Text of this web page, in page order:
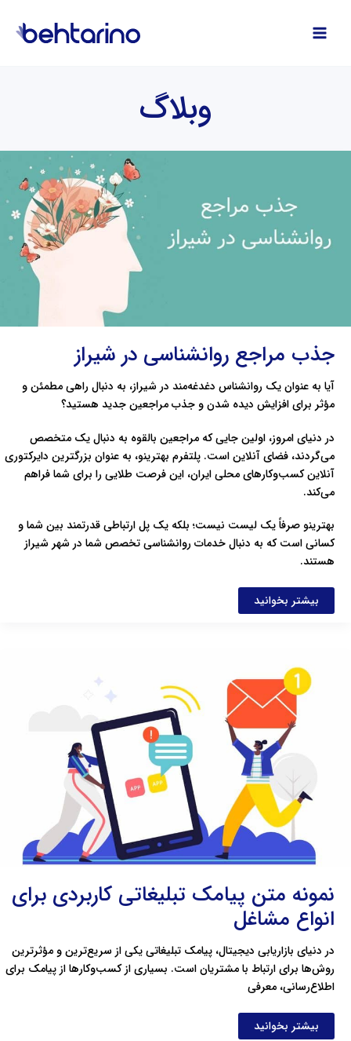
محتوا
وبلاگ
جذب مراجع روانشناسی در شیراز
آیا به عنوان یک روانشناس دغدغه‌مند در شیراز، به دنبال راهی مطمئن و
مؤثر برای افزایش دیده شدن و جذب مراجعین جدید هستید؟
در دنیای امروز، اولین جایی که مراجعین بالقوه به دنبال یک متخصص
می‌گردند، فضای آنلاین است. پلتفرم بهترینو، به عنوان بزرگترین دایرکتوری
آنلاین کسب‌وکارهای محلی ایران، این فرصت طلایی را برای شما فراهم
می‌کند.
بهترینو صرفاً یک لیست نیست؛ بلکه یک پل ارتباطی قدرتمند بین شما و
کسانی است که به دنبال خدمات روانشناسی تخصص شما در شهر شیراز
هستند.
جذب
بیشتر بخوانید
نمونه متن پیامک تبلیغاتی کاربردی برای
انواع مشاغل
در دنیای بازاریابی دیجیتال، پیامک تبلیغاتی یکی از سریع‌ترین و مؤثرترین
روش‌ها برای ارتباط با مشتریان است. بسیاری از کسب‌وکارها از پیامک برای
اطلاع‌رسانی، معرفی
متن
پیامک
تبلیغاتی
کاربردی
مشاغل
بیشتر بخوانید